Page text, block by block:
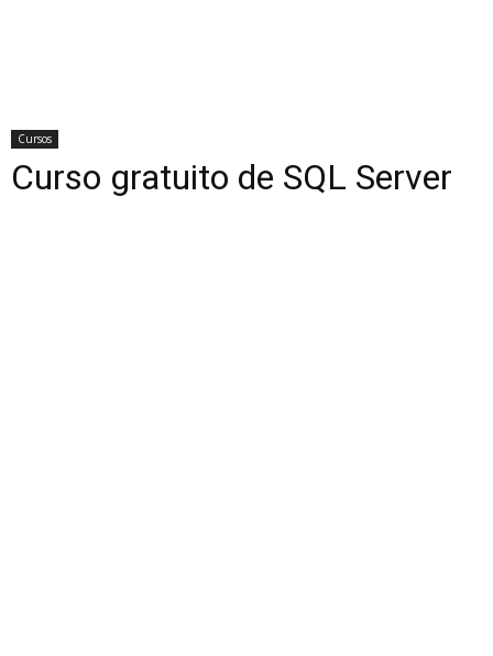
Cursos
Curso gratuito de SQL Server